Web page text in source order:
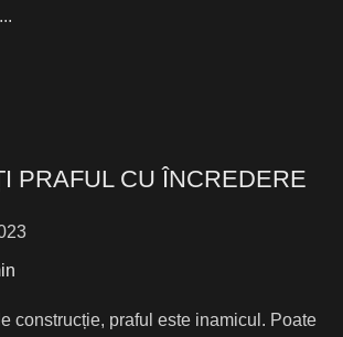
PRAFUL CU ÎNCREDERE
construcție, praful este inamicul. Poate